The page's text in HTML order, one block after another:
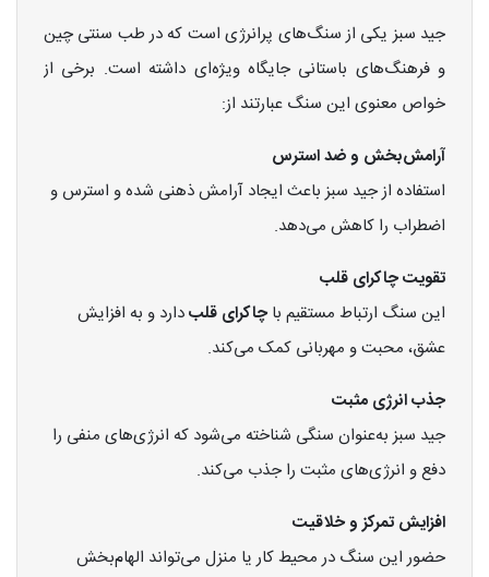
جید سبز یکی از سنگ‌های پرانرژی است که در طب سنتی چین
و فرهنگ‌های باستانی جایگاه ویژه‌ای داشته است. برخی از
خواص معنوی این سنگ عبارتند از:
آرامش‌بخش و ضد استرس
استفاده از جید سبز باعث ایجاد آرامش ذهنی شده و استرس و
اضطراب را کاهش می‌دهد.
تقویت چاکرای قلب
این سنگ ارتباط مستقیم با چاکرای قلبدارد و به افزایش
عشق، محبت و مهربانی کمک می‌کند.
جذب انرژی مثبت
جید سبز به‌عنوان سنگی شناخته می‌شود که انرژی‌های منفی را
دفع و انرژی‌های مثبت را جذب می‌کند.
افزایش تمرکز و خلاقیت
حضور این سنگ در محیط کار یا منزل می‌تواند الهام‌بخش